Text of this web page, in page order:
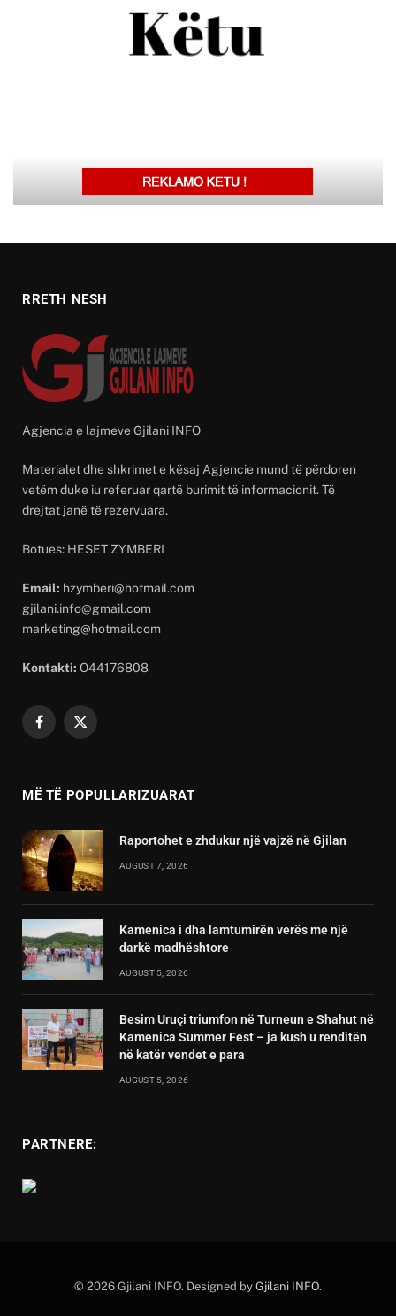
RRETH NESH
Agjencia e lajmeve Gjilani INFO
Materialet dhe shkrimet e kësaj Agjencie mund të përdoren
vetëm duke iu referuar qartë burimit të informacionit. Të
drejtat janë të rezervuara.
Botues: HESET ZYMBERI
Email: hzymberi@hotmail.com
gjilani.info@gmail.com
marketing@hotmail.com
Kontakti: O44176808
Facebook
X
MË TË POPULLARIZUARAT
Raportohet e zhdukur një vajzë në Gjilan
AUGUST 7, 2026
Kamenica i dha lamtumirën verës me një
darkë madhështore
AUGUST 5, 2026
Besim Uruçi triumfon në Turneun e Shahut në
Kamenica Summer Fest – ja kush u renditën
në katër vendet e para
AUGUST 5, 2026
PARTNERE:
© 2026 Gjilani INFO. Designed by Gjilani INFO.